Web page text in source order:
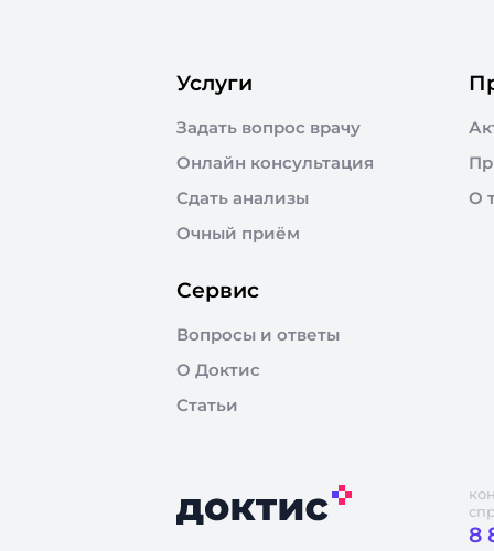
Услуги
Задать вопрос врачу
Онлайн консультация
Сдать анализы
Очный приём
О
Сервис
Вопросы и ответы
О Доктис
Статьи
8